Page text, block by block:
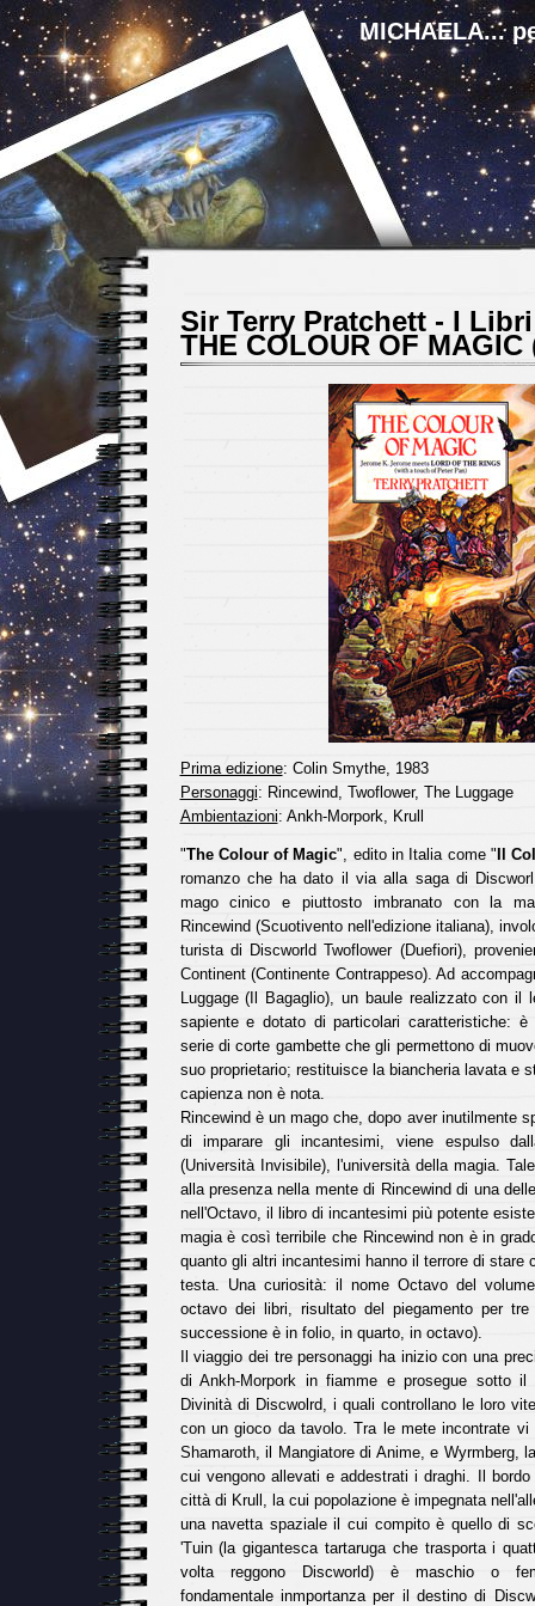
MICHAELA...
Sir Terry Pratchett - I Libri
THE COLOUR OF MAGIC
Prima edizione: Colin Smythe, 1983
Personaggi: Rincewind, Twoflower, The Luggage
Ambientazioni: Ankh-Morpork, Krull
"The Colour of Magic", edito in Italia come " Il
romanzo che ha dato il via alla saga di
mago cinico e piuttosto imbranato con la
Rincewind (Scuotivento nell'edizione italiana),
turista di Discworld Twoflower (Duefiori),
Continent (Continente Contrappeso). Ad
Luggage (Il Bagaglio), un baule realizzato con il
sapiente e dotato di particolari caratteristiche: è
serie di corte gambette che gli permettono di
suo proprietario; restituisce la biancheria lavata e
capienza non è nota.
Rincewind è un mago che, dopo aver inutilmente
di imparare gli incantesimi, viene espulso
(Università Invisibile), l'università della magia.
alla presenza nella mente di Rincewind di una
nell'Octavo, il libro di incantesimi più potente
magia è così terribile che Rincewind non è in
quanto gli altri incantesimi hanno il terrore di stare
testa. Una curiosità: il nome Octavo del
octavo dei libri, risultato del piegamento per
successione è in folio, in quarto, in octavo).
Il viaggio dei tre personaggi ha inizio con una
di Ankh-Morpork in fiamme e prosegue sotto il
Divinità di Discwolrd, i quali controllano le loro
con un gioco da tavolo. Tra le mete incontrate
Shamaroth, il Mangiatore di Anime, e Wyrmberg,
cui vengono allevati e addestrati i draghi. Il
città di Krull, la cui popolazione è impegnata
una navetta spaziale il cui compito è quello di
'Tuin (la gigantesca tartaruga che trasporta i
volta reggono Discworld) è maschio o
fondamentale inmportanza per il destino di